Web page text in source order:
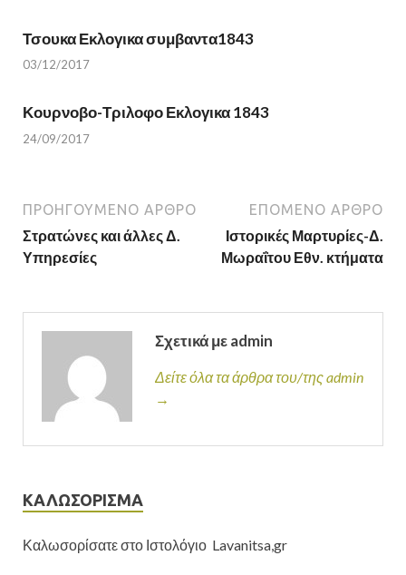
Τσουκα Εκλογικα συμβαντα1843
03/12/2017
Κουρνοβο-Τριλοφο Εκλογικα 1843
24/09/2017
ΠΡΟΗΓΟΎΜΕΝΟ ΆΡΘΡΟ
Στρατώνες και άλλες Δ.
Υπηρεσίες
ΕΠΌΜΕΝΟ ΆΡΘΡΟ
Ιστορικές Μαρτυρίες-Δ.
Μωραΐτου Εθν. κτήματα
Σχετικά με admin
Δείτε όλα τα άρθρα του/της admin
→
ΚΑΛΩΣΟΡΙΣΜΑ
Καλωσορίσατε στο Ιστολόγιο Lavanitsa,gr